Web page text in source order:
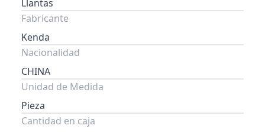
Llantas
Fabricante
Kenda
Nacionalidad
CHINA
Unidad de Medida
Pieza
Cantidad en caja